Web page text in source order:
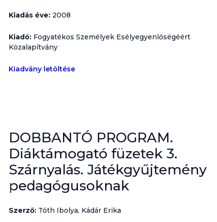
Kiadás éve:2008
Kiadó:Fogyatékos Személyek Esélyegyenlőségéért
Közalapítvány
Kiadvány letöltése
DOBBANTÓ PROGRAM.
Diáktámogató füzetek 3.
Szárnyalás. Játékgyűjtemény
pedagógusoknak
Szerző:Tóth Ibolya, Kádár Erika